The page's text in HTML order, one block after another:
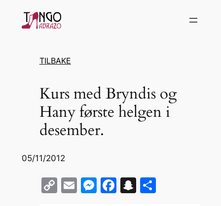
Hopp
TILBAKE
Kurs med Bryndis og
Hany første helgen i
desember.
05/11/2012
C E M F S S